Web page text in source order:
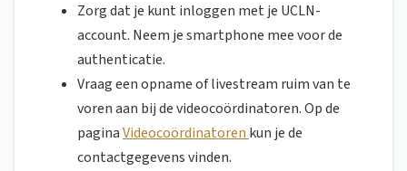
Zorg dat je kunt inloggen met je UCLN-
account. Neem je smartphone mee voor de
authenticatie.
Vraag een opname of livestream ruim van te
voren aan bij de videocoördinatoren. Op de
paginaVideocoördinatoren kun je de
contactgegevens vinden.